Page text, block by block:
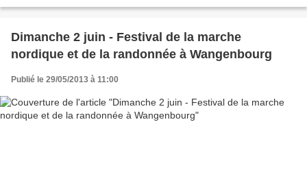
Dimanche 2 juin - Festival de la marche
nordique et de la randonnée à Wangenbourg
Publié le 29/05/2013 à 11:00